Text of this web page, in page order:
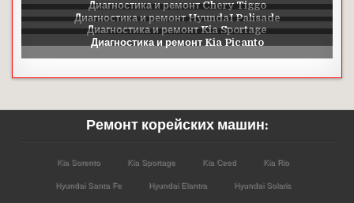
Ремонт корейских машин:
Kia Sorento Kia Sportage Kia Ceed Kia Rio
Hyundai Santa Fe Hyundai Elantra Hyundai Solaris